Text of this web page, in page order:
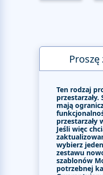
Ten rodzaj
przestarzały.
mają
przestarzały
Jeśli więc
wybierz
zestawu
szablonów
potrzebnej